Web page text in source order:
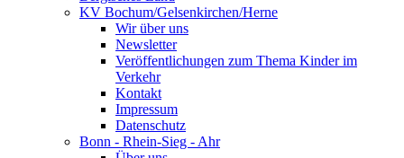
KV Bochum/Gelsenkirchen/Herne
Wir über uns
Newsletter
Veröffentlichungen zum Thema Kinder im
Verkehr
Kontakt
Impressum
Datenschutz
Bonn - Rhein-Sieg - Ahr